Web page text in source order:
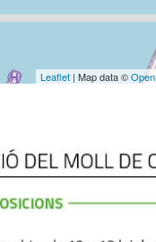
Leaflet | Map data ©